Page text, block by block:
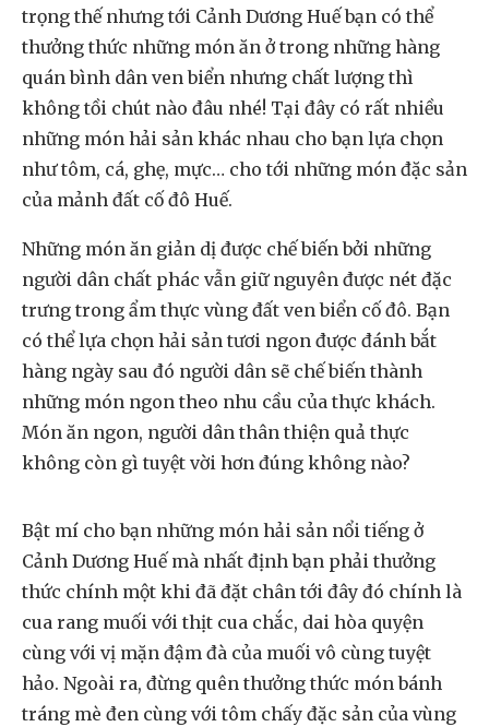
trọng thế nhưng tới Cảnh Dương Huế bạn có thể
thưởng thức những món ăn ở trong những hàng
quán bình dân ven biển nhưng chất lượng thì
không tồi chút nào đâu nhé! Tại đây có rất nhiều
những món hải sản khác nhau cho bạn lựa chọn
như tôm, cá, ghẹ, mực… cho tới những món đặc sản
của mảnh đất cố đô Huế.
Những món ăn giản dị được chế biến bởi những
người dân chất phác vẫn giữ nguyên được nét đặc
trưng trong ẩm thực vùng đất ven biển cố đô. Bạn
có thể lựa chọn hải sản tươi ngon được đánh bắt
hàng ngày sau đó người dân sẽ chế biến thành
những món ngon theo nhu cầu của thực khách.
Món ăn ngon, người dân thân thiện quả thực
không còn gì tuyệt vời hơn đúng không nào?
Bật mí cho bạn những món hải sản nổi tiếng ở
Cảnh Dương Huế mà nhất định bạn phải thưởng
thức chính một khi đã đặt chân tới đây đó chính là
cua rang muối với thịt cua chắc, dai hòa quyện
cùng với vị mặn đậm đà của muối vô cùng tuyệt
hảo. Ngoài ra, đừng quên thưởng thức món bánh
tráng mè đen cùng với tôm chấy đặc sản của vùng